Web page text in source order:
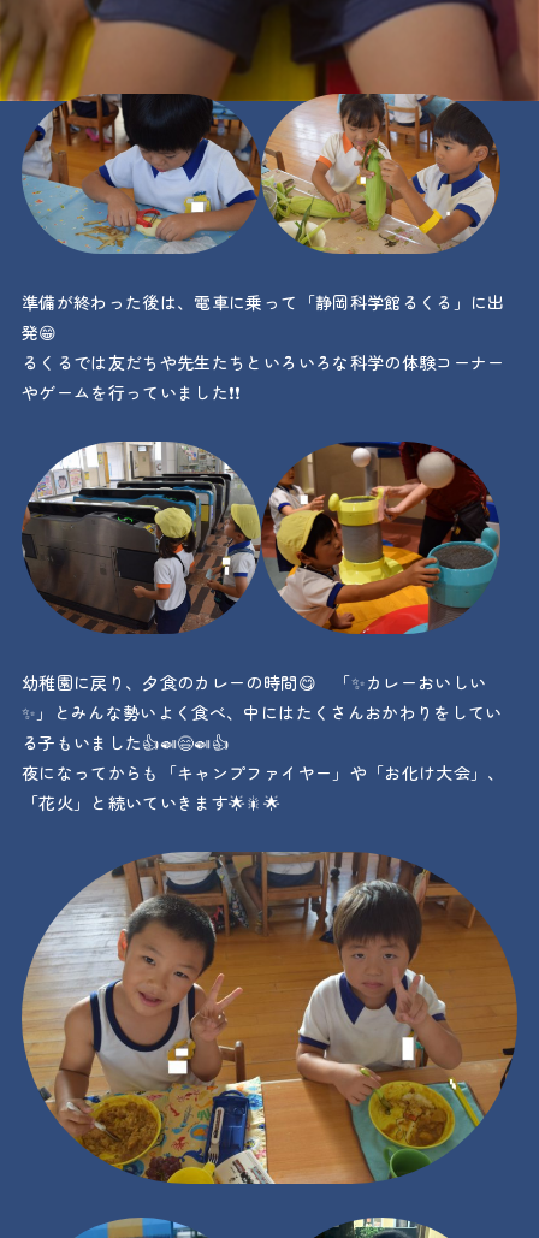
じゃがいも、にんじんの皮をむいたり、先生と一緒に野菜を包
丁で切っていきます👍
準備が終わった後は、電車に乗って「静岡科学館るくる」に出
発😁
るくるでは友だちや先生たちといろいろな科学の体験コーナー
やゲームを行っていました❗❗
幼稚園に戻り、夕食のカレーの時間😋 「✨カレーおいしい
✨」とみんな勢いよく食べ、中にはたくさんおかわりをしてい
る子もいました👍🍛😄🍛👍
夜になってからも「キャンプファイヤー」や「お化け大会」、
「花火」と続いていきます🌟🎇🌟